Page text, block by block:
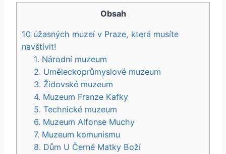
Obsah
10 úžasných muzeí v Praze, která musíte
navštívit!
1. Národní muzeum
2. Uměleckoprůmyslové muzeum
3. Židovské muzeum
4. Muzeum Franze Kafky
5. Technické muzeum
6. Muzeum Alfonse Muchy
7. Muzeum komunismu
8. Dům U Černé Matky Boží